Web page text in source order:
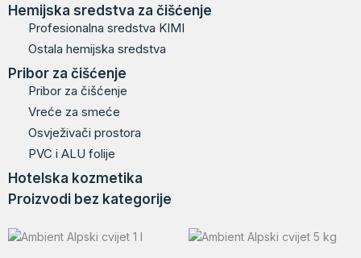
Hemijska sredstva za čišćenje
Profesionalna sredstva KIMI
Ostala hemijska sredstva
Pribor za čišćenje
Pribor za čišćenje
Vreće za smeće
Osvježivači prostora
PVC i ALU folije
Hotelska kozmetika
Proizvodi bez kategorije